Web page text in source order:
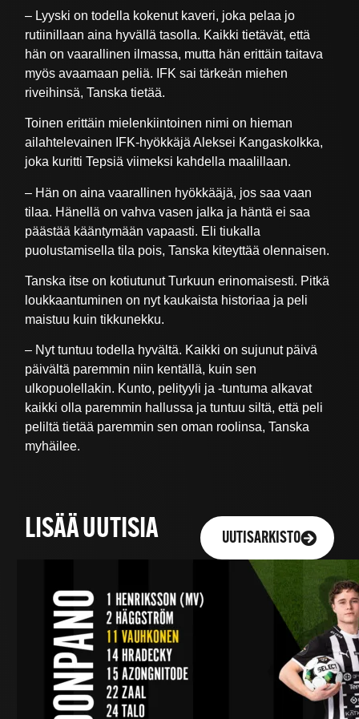
– Lyyski on todella kokenut kaveri, joka pelaa jo
rutiinillaan aina hyvällä tasolla. Kaikki tietävät, että
hän on vaarallinen ilmassa, mutta hän erittäin taitava
myös avaamaan peliä. IFK sai tärkeän miehen
riveihinsä, Tanska tietää.
Toinen erittäin mielenkiintoinen nimi on hieman
ailahtelevainen IFK-hyökkäjä Aleksei Kangaskolkka,
joka kuritti Tepsiä viimeksi kahdella maalillaan.
– Hän on aina vaarallinen hyökkääjä, jos saa vaan
tilaa. Hänellä on vahva vasen jalka ja häntä ei saa
päästää kääntymään vapaasti. Eli tiukalla
puolustamisella tila pois, Tanska kiteyttää olennaisen.
Tanska itse on kotiutunut Turkuun erinomaisesti. Pitkä
loukkaantuminen on nyt kaukaista historiaa ja peli
maistuu kuin tikkunekku.
– Nyt tuntuu todella hyvältä. Kaikki on sujunut päivä
päivältä paremmin niin kentällä, kuin sen
ulkopuolellakin. Kunto, pelityyli ja -tuntuma alkavat
kaikki olla paremmin hallussa ja tuntuu siltä, että peli
peliltä tietää paremmin sen oman roolinsa, Tanska
myhäilee.
LISÄÄ UUTISIA UUTISARKISTO